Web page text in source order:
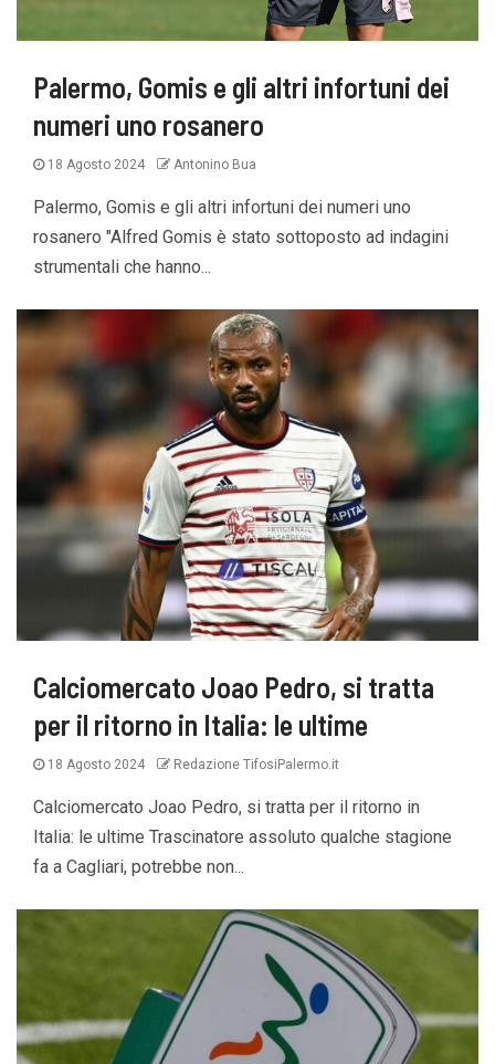
Palermo, Gomis e gli altri infortuni dei
numeri uno rosanero
18 Agosto 2024 Antonino Bua
Palermo, Gomis e gli altri infortuni dei numeri uno
rosanero "Alfred Gomis è stato sottoposto ad indagini
strumentali che hanno...
Calciomercato Joao Pedro, si tratta
per il ritorno in Italia: le ultime
18 Agosto 2024 Redazione TifosiPalermo.it
Calciomercato Joao Pedro, si tratta per il ritorno in
Italia: le ultime Trascinatore assoluto qualche stagione
fa a Cagliari, potrebbe non...